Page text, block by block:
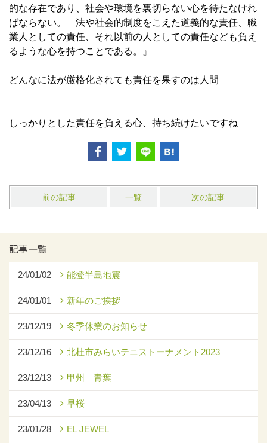
的な存在であり、社会や環境を裏切らない心を待たなけれ
ばならない。 法や社会的制度をこえた道義的な責任、職
業人としての責任、それ以前の人としての責任なども負え
るような心を持つことである。』
どんなに法が厳格化されても責任を果すのは人間
しっかりとした責任を負える心、持ち続けたいですね
前の記事 一覧 次の記事
記事一覧
24/01/02 能登半島地震
24/01/01 新年のご挨拶
23/12/19 冬季休業のお知らせ
23/12/16 北杜市みらいテニストーナメント2023
23/12/13 甲州 青葉
23/04/13 早桜
23/01/28 EL JEWEL